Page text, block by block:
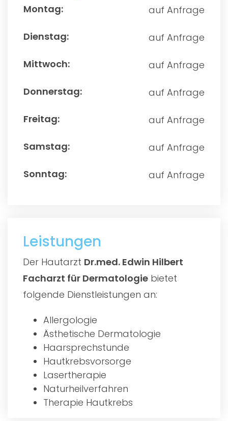
auf Anfrage
auf Anfrage
auf Anfrage
auf Anfrage
auf Anfrage
auf Anfrage
auf Anfrage
Leistungen
Der Hautarzt Dr.med. Edwin Hilbert
Facharzt für Dermatologie bietet
folgende Dienstleistungen an:
Allergologie
Ästhetische Dermatologie
Haarsprechstunde
Hautkrebsvorsorge
Lasertherapie
Naturheilverfahren
Therapie Hautkrebs